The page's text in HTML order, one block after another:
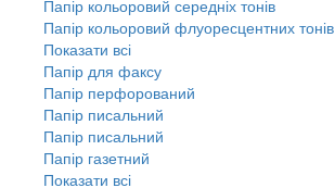
Папір кольоровий середніх тонів
Папір кольоровий флуоресцентних тонів
Показати всі
Папір для факсу
Папір перфорований
Папір писальний
Папір писальний
Папір газетний
Показати всі